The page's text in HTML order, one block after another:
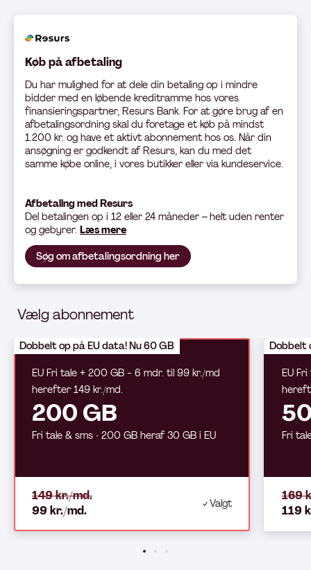
Køb på afbetaling
Du har mulighed for at dele din betaling op i mindre
bidder med en løbende kreditramme hos vores
finansieringspartner, Resurs Bank. For at gøre brug af en
afbetalingsordning skal du foretage et køb på mindst
1.200 kr. og have et aktivt abonnement hos os. Når din
ansøgning er godkendt af Resurs, kan du med det
samme købe online, i vores butikker eller via kundeservice.
Afbetaling med Resurs
Del betalingen op i 12 eller 24 måneder – helt uden renter
og gebyrer. Læs mere
Søg om afbetalingsordning her
Vælg abonnement
Dobbelt op på EU data! Nu 60 GB
EU Fri tale + 200 GB - 6 mdr. til 99 kr./md
herefter 149 kr./md.
200 GB
Fri tale & sms ∙ 200 GB heraf 30 GB i EU
149 kr./md.
99 kr./md.
Valgt
Dobbelt
EU
Fri
169
119